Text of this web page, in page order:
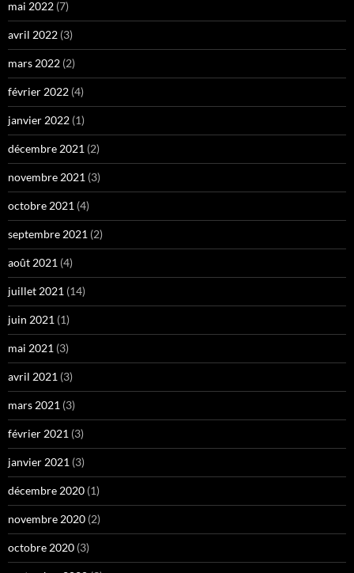
mai 2022 (7)
avril 2022 (3)
mars 2022 (2)
février 2022 (4)
janvier 2022 (1)
décembre 2021 (2)
novembre 2021 (3)
octobre 2021 (4)
septembre 2021 (2)
août 2021 (4)
juillet 2021 (14)
juin 2021 (1)
mai 2021 (3)
avril 2021 (3)
mars 2021 (3)
février 2021 (3)
janvier 2021 (3)
décembre 2020 (1)
novembre 2020 (2)
octobre 2020 (3)